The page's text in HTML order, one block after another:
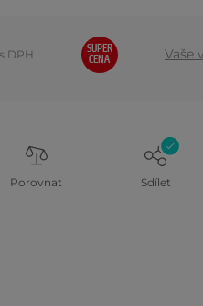
s DPH
SUPER
CENA
Vaše
Porovnat Sdílet